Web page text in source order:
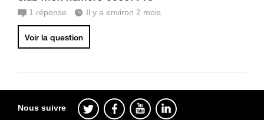
1 réponse Il y a environ 2 mois
Voir la question
Nous suivre